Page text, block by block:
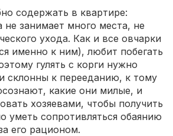
содержать в квартире:
не занимает много места, не
ухода. Как и все овчарки
именно к ним), любит побегать
гулять с корги нужно
склонны к перееданию, к тому
какие они милые, и
хозяевами, чтобы получить
уметь сопротивляться обаянию
его рационом.